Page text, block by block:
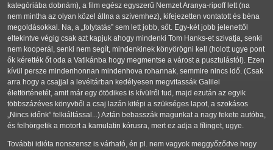
kategóriába dobnám), a film egész egyszerű Nemzet Aranya-ripoff lett (na
nem mintha az olyan közel állna a szívemhez), kifejezetten vontatott és béna
megoldásokkal. Na, a folytatás sem lett jobb, sőt. Egy-két jobb jelenettől
eltekintve végig csak azt kapjuk ahogy mindenki Tom Hanks-et szivatja, senki
nem kooperál, senki nem segít, mindenkinek könyörögni kell (holott ugye pont
ők kérették őt oda a Vatikánba hogy megmentse a várost a pusztulástól). Ezen
kívül persze mindenhonnan mindenhova rohannak, semmire nincs idő. (Csak
arra hogy a csajjal a levéltárban kedélyesen megvitassák Galilei
élettörténetét, amit már egy ötödikes is kívülről tud, majd ezután az egyik
többszázéves könyvből a csaj lazán kitépi a szükséges lapot, a szokásos
Nincs időnk felkiáltással...) Aztán bebasszák magunkat a nagy fekete autóba,
és felhörgetik a motort a kamulatin kórusra, mert ez adja a fílinget, ugye.
További idióta nonszensz is várható, én pl. nem vagyok meggyőződve hogy